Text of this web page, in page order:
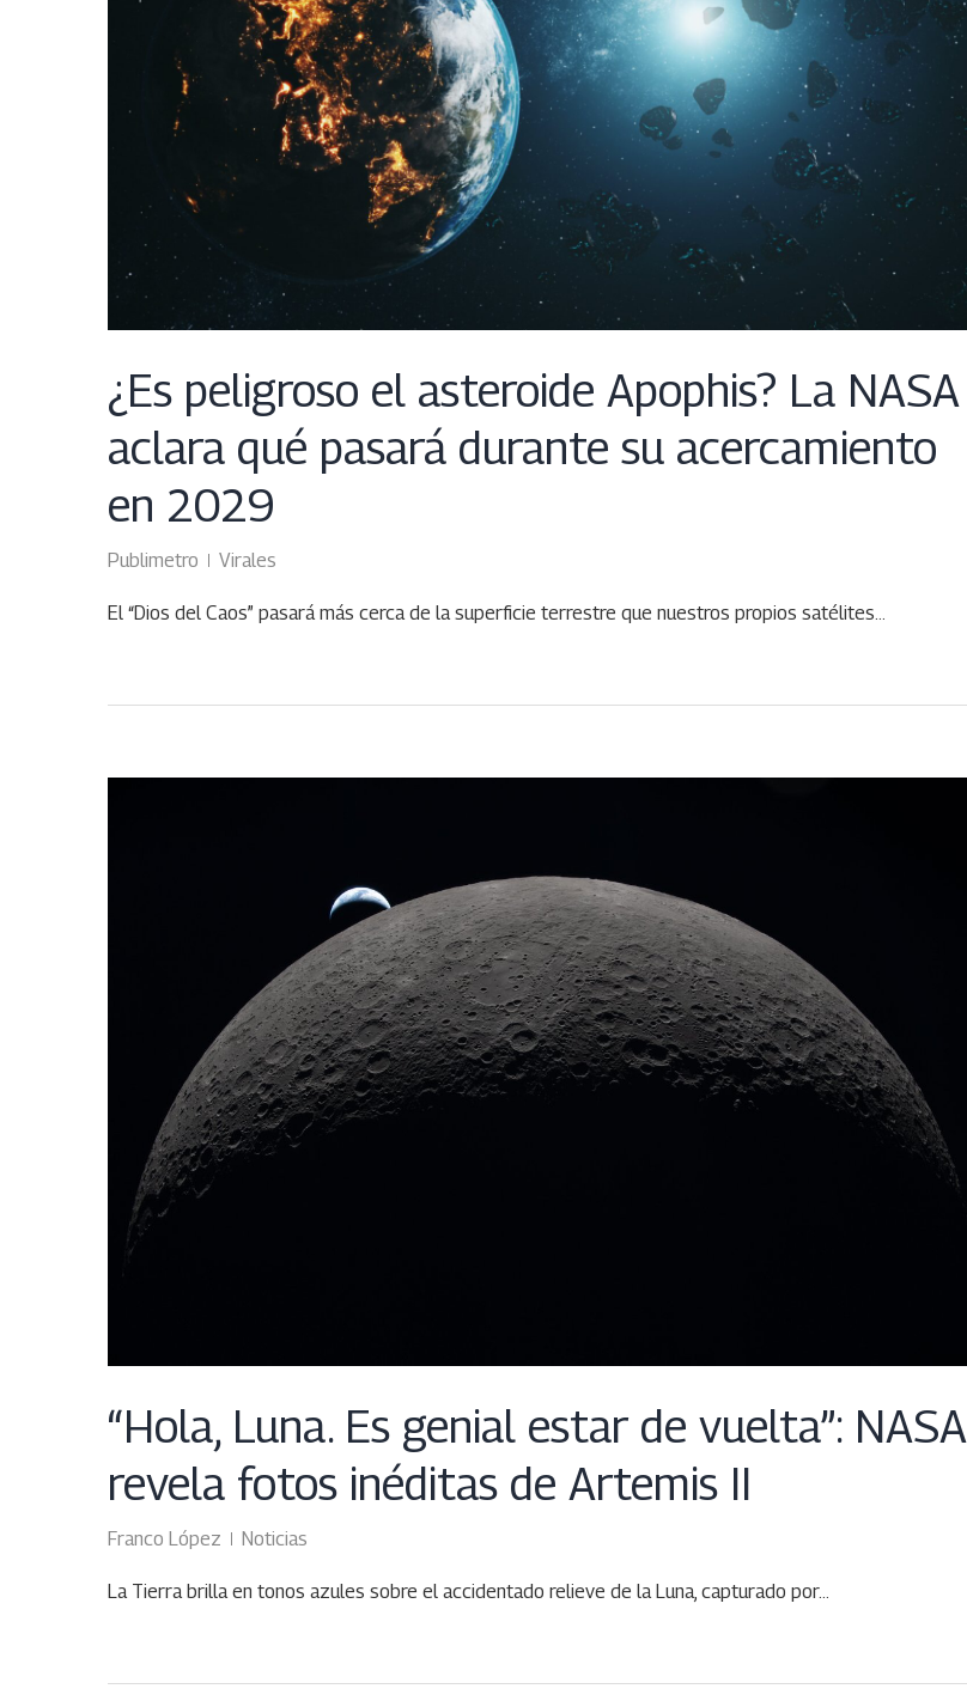
¿Es peligroso el asteroide Apophis? La NASA
aclara qué pasará durante su acercamiento
en 2029
Publimetro Virales
El “Dios del Caos” pasará más cerca de la superficie terrestre que nuestros propios satélites…
“Hola, Luna. Es genial estar de vuelta”: NASA
revela fotos inéditas de Artemis II
Franco López Noticias
La Tierra brilla en tonos azules sobre el accidentado relieve de la Luna, capturado por…